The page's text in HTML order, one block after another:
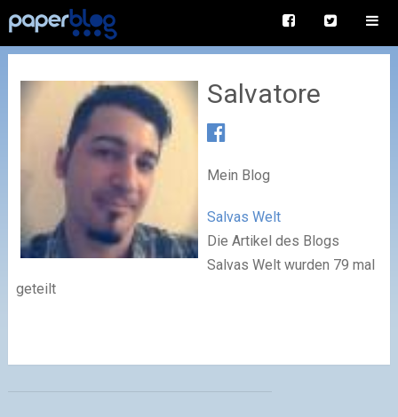
Salvatore
Mein Blog
Salvas Welt
Die Artikel des Blogs
Salvas Welt wurden 79 mal
geteilt